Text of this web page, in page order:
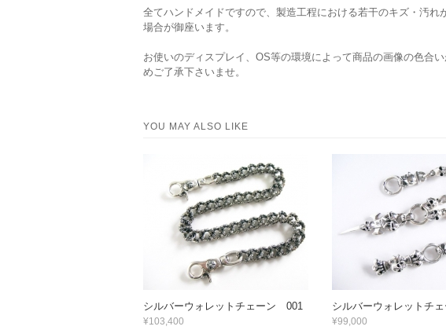
全てハンドメイドですので、製造工程における若干のキズ・汚
場合が御座います。
お使いのディスプレイ、OS等の環境によって商品の画像の色合
めご了承下さいませ。
YOU MAY ALSO LIKE
シルバーウォレットチェーン 001
¥103,400
シルバーウォレットチ
¥99,000